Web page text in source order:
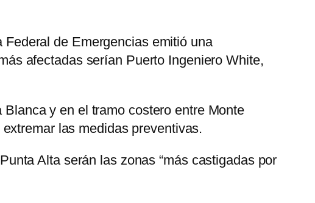
de Emergencias emitió una
afectadas serían Puerto Ingeniero White,
y en el tramo costero entre Monte
las medidas preventivas.
Alta serán las zonas “más castigadas por